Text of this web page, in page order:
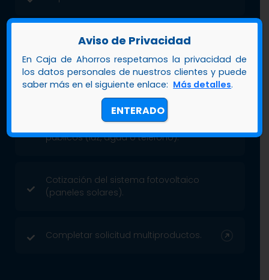
Copia del carnet de Jubilado.
Último talonario de pago.
Último recibo de pago de servicios
públicos (luz, agua o teléfono).
Cotización del sistema fotovoltaico
(paneles solares).
Completar solicitud multiproductos.
Aviso de Privacidad
En Caja de Ahorros respetamos la privacidad de
los datos personales de nuestros clientes y puede
saber más en el siguiente enlace: Más detalles.
ENTERADO